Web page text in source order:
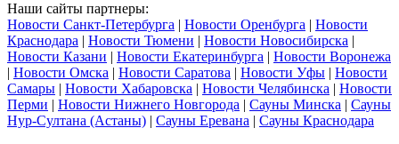
Наши сайты партнеры:
Новости Санкт-Петербурга | Новости Оренбурга | Новости
Краснодара | Новости Тюмени | Новости Новосибирска |
Новости Казани | Новости Екатеринбурга | Новости Воронежа
| Новости Омска | Новости Саратова | Новости Уфы | Новости
Самары | Новости Хабаровска | Новости Челябинска | Новости
Перми | Новости Нижнего Новгорода | Сауны Минска | Сауны
Нур-Султана (Астаны) | Сауны Еревана | Сауны Краснодара